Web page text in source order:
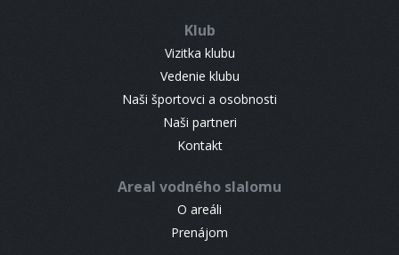
Klub
Vizitka klubu
Vedenie klubu
Naši športovci a osobnosti
Naši partneri
Kontakt
Areal vodného slalomu
O areáli
Prenájom
CONTACT